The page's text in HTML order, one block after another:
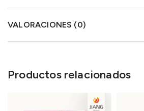
VALORACIONES (0)
Productos relacionados